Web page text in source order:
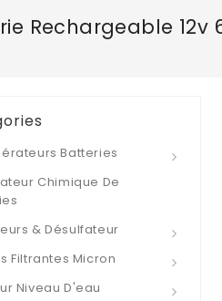
Rechargeable
Batteries
Chimique De
& Désulfateur
Filtrantes Micron
Niveau D'eau